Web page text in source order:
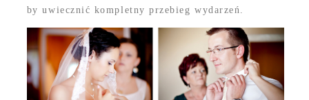
by uwiecznić kompletny przebieg wydarzeń.